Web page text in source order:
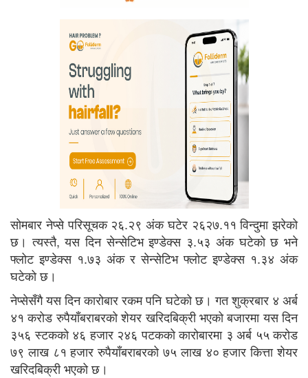
सोमबार नेप्से परिसूचक २६.२९ अंक घटेर २६२७.११ विन्दुमा झरेको
छ। त्यस्तै, यस दिन सेन्सेटिभ इण्डेक्स ३.५३ अंक घटेको छ भने
फ्लोट इण्डेक्स १.७३ अंक र सेन्सेटिभ फ्लोट इण्डेक्स १.३४ अंक
घटेको छ।
नेप्सेसँगै यस दिन कारोबार रकम पनि घटेको छ। गत शुक्रबार ४ अर्ब
४१ करोड रुपैयाँबराबरको शेयर खरिदबिक्री भएको बजारमा यस दिन
३५६ स्टकको ४६ हजार २४६ पटकको कारोबारमा ३ अर्ब ५५ करोड
७९ लाख ८१ हजार रुपैयाँबराबरको ७५ लाख ४० हजार कित्ता शेयर
खरिदबिक्री भएको छ।